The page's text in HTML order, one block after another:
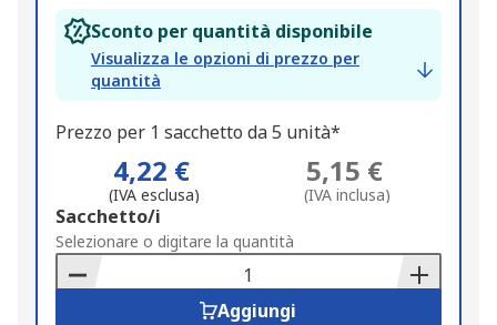
Sconto per quantità disponibile
Visualizza le opzioni di prezzo per
quantità
Prezzo per 1 sacchetto da 5 unità*
4,22 €
(IVA esclusa)
5,15 €
(IVA inclusa)
Add
to
Basket
Sacchetto/i
Selezionare o digitare la quantità
Aggiungi